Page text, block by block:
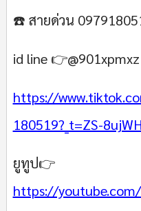
☎️ สายด่วน
id line 👉@901xpmxz
https://
180519?_t=ZS-
ยูทูป👉
https://youtube.com/